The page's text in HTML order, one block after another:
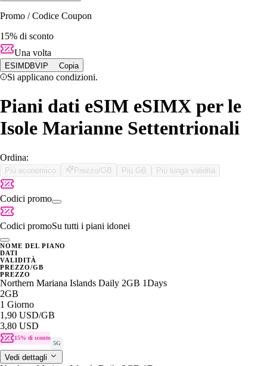
Promo / Codice Coupon
15% di sconto
Una volta
ESIMDBVIP Copia
Si applicano condizioni.
Piani dati eSIM eSIMX per le
Isole Marianne Settentrionali
Ordina:
Più economico Prezzo/GB Più GB Più lunga validità
Codici promo
Codici promoSu tutti i piani idonei
NOME DEL PIANO
DATI
VALIDITÀ
PREZZO/GB
PREZZO
Northern Mariana Islands Daily 2GB 1Days
2GB
1 Giorno
1,90 USD/GB
3,80 USD
15% di sconto
5G
Vedi dettagli